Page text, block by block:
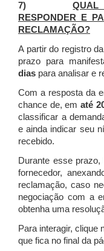
7)
RESPONDER E
RECLAMAÇÃO?
A partir do registro
prazo para
dias para analisar e
Com a resposta da
chance de, em até
classificar a
e ainda indicar seu
recebido.
Durante esse
fornecedor,
reclamação, caso
negociação com a
obtenha uma
Para interagir, clique
que fica no final da